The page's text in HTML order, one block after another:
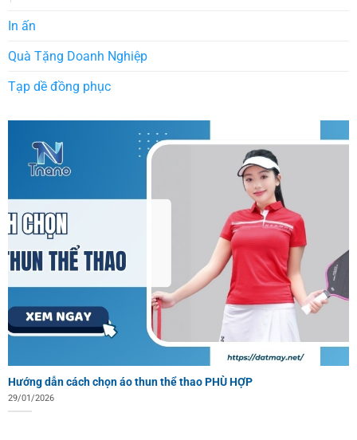
In ấn
Quà Tặng Doanh Nghiệp
Tạp dề đồng phục
Hướng dẫn cách chọn áo thun thể thao PHÙ HỢP
29/01/2026